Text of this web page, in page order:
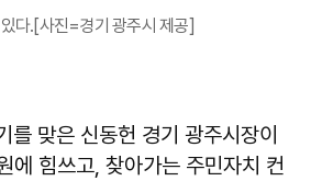
다.[사진=경기 광주시 제공]
를 맞은 신동헌 경기 광주시장이
에 힘쓰고, 찾아가는 주민자치 컨